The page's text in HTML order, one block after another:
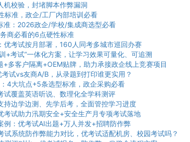
校验，封堵脚本作弊漏洞
标准，政企/工厂内部培训必看
准：2026政企/学校/集成商选型必看
商必看的6点硬性标准
优考试按月部署，160人同考多城市巡回办赛
+考试”一体化方案，让学习效果可量化、可追溯
多客户隔离+OEM贴牌，助力承接政企线上竞赛项目
试vs友商A/B，从录题到打印谁更实用？
4大坑点+5条选型标准，政企采购必看
试覆盖英语听说、数理化全学科测评
持边学边测、先学后考，全面管控学习进度
考试助力汛期安全+安全生产月专项考试落地
例：优考试AI出题+万人并发+招聘防作弊
系统防作弊能力对比，优考试适配机房、校园考试吗？